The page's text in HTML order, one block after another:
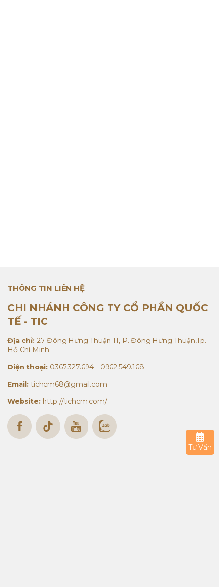
THÔNG TIN LIÊN HỆ
CHI NHÁNH CÔNG TY CỔ PHẦN QUỐC
TẾ - TIC
Địa chỉ: 27 Đông Hưng Thuận 11, P. Đông Hưng Thuận,Tp.
Hồ Chí Minh
Điện thoại: 0367.327.694 - 0962.549.168
Email: tichcm68@gmail.com
Website: http://tichcm.com/
Tư Vấn